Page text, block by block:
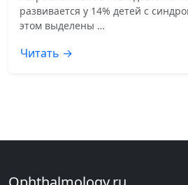
развивается у 14% детей с
этом выделены …
Читать →